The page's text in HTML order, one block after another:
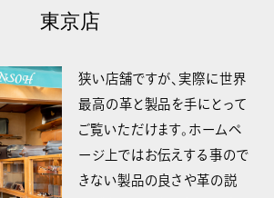
東京店
狭い店舗ですが、実際に世界
最高の革と製品を手にとって
ご覧いただけます。ホームペ
ージ上ではお伝えする事ので
きない製品の良さや革の説